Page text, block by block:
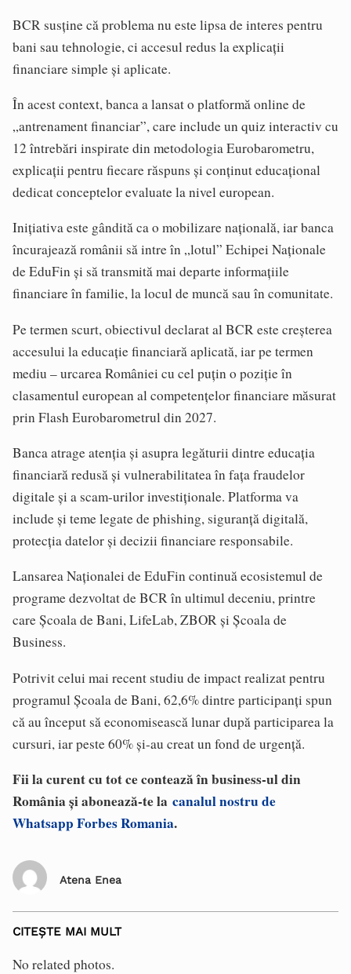
BCR susține că problema nu este lipsa de interes pentru
bani sau tehnologie, ci accesul redus la explicații
financiare simple și aplicate.
În acest context, banca a lansat o platformă online de
„antrenament financiar”, care include un quiz interactiv cu
12 întrebări inspirate din metodologia Eurobarometru,
explicații pentru fiecare răspuns și conținut educațional
dedicat conceptelor evaluate la nivel european.
Inițiativa este gândită ca o mobilizare națională, iar banca
încurajează românii să intre în „lotul” Echipei Naționale
de EduFin și să transmită mai departe informațiile
financiare în familie, la locul de muncă sau în comunitate.
Pe termen scurt, obiectivul declarat al BCR este creșterea
accesului la educație financiară aplicată, iar pe termen
mediu – urcarea României cu cel puțin o poziție în
clasamentul european al competențelor financiare măsurat
prin Flash Eurobarometrul din 2027.
Banca atrage atenția și asupra legăturii dintre educația
financiară redusă și vulnerabilitatea în fața fraudelor
digitale și a scam-urilor investiționale. Platforma va
include și teme legate de phishing, siguranță digitală,
protecția datelor și decizii financiare responsabile.
Lansarea Naționalei de EduFin continuă ecosistemul de
programe dezvoltat de BCR în ultimul deceniu, printre
care Școala de Bani, LifeLab, ZBOR și Școala de
Business.
Potrivit celui mai recent studiu de impact realizat pentru
programul Școala de Bani, 62,6% dintre participanți spun
că au început să economisească lunar după participarea la
cursuri, iar peste 60% și-au creat un fond de urgență.
Fii la curent cu tot ce contează în business-ul din
România și abonează-te la canalul nostru de
Whatsapp Forbes Romania.
Atena Enea
CITEȘTE MAI MULT
No related photos.